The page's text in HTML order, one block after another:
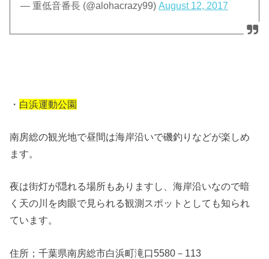
— 重低音番長 (@alohacrazy99)August 12, 2017
・ 白浜運動公園
南房総の観光地で昼間は海岸沿いで磯釣りなどが楽しめ
ます。
夜は街灯が隠れる場所もありますし、海岸沿いなので暗
く天の川を肉眼で見られる観測スポットとしても知られ
ています。
住所；千葉県南房総市白浜町滝口5580－113